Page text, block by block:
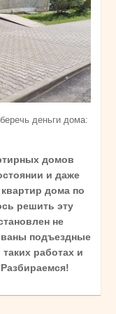
деньги дома:
домов
и даже
дома по
решить эту
не
подъездные
работах и